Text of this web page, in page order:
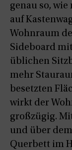
genau so,
auf
Wohnraum
Sideboard
üblichen
mehr
besetzten
wirkt der
großzügig.
und über
Querbett im